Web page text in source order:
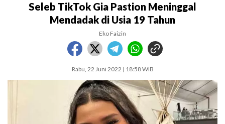
Seleb TikTok Gia Pastion Meninggal
Mendadak di Usia 19 Tahun
Eko Faizin
Rabu, 22 Juni 2022 | 18:58 WIB